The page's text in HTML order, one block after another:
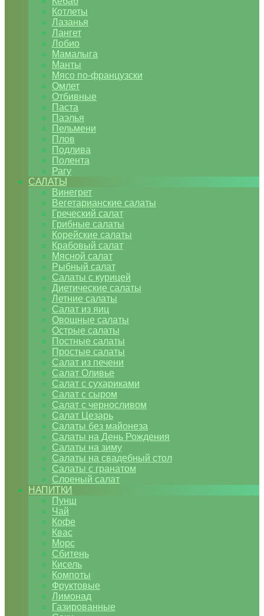
Котлеты
Лазанья
Лангет
Лобио
Мамалыга
Манты
Мясо по-французски
Омлет
Отбивные
Паста
Паэлья
Пельмени
Плов
Подлива
Полента
Рагу
САЛАТЫ
Винегрет
Вегетарианские салаты
Греческий салат
Грибные салаты
Корейские салаты
Крабовый салат
Мясной салат
Рыбный салат
Салаты с курицей
Диетические салаты
Летние салаты
Салат из яиц
Овощные салаты
Острые салаты
Постные салаты
Простые салаты
Салат из печени
Салат Оливье
Салат с сухариками
Салат с сыром
Салат с черносливом
Салат Цезарь
Салаты без майонеза
Салаты на День Рождения
Салаты на зиму
Салаты на свадебный стол
Салаты с гранатом
Слоеный салат
НАПИТКИ
Пунш
Чай
Кофе
Квас
Морс
Сбитень
Кисель
Компоты
Фруктовые
Лимонад
Газированные